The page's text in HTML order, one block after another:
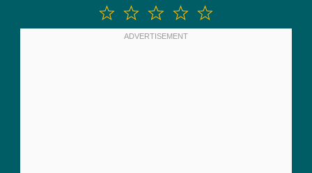
5
4
Sterne
3
Sterne
2
Sterne
1
Stern